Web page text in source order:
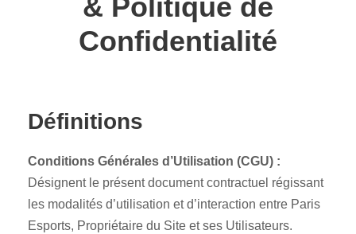
& Politique de
Confidentialité
Définitions
Conditions Générales d’Utilisation (CGU) :
Désignent le présent document contractuel régissant
les modalités d’utilisation et d’interaction entre Paris
Esports, Propriétaire du Site et ses Utilisateurs.